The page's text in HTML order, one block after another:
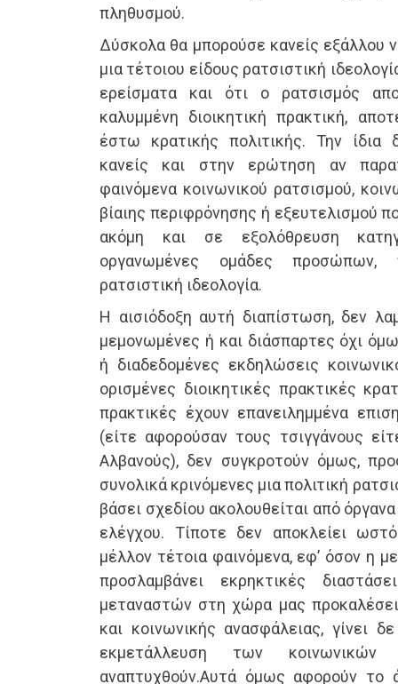
πληθυσμού.
Δύσκολα θα μπορούσε κανείς εξάλλου
μια τέτοιου είδους ρατσιστική
ερείσματα και ότι ο ρατσισμός
καλυμμένη διοικητική πρακτική,
έστω κρατικής πολιτικής. Την ίδια
κανείς και στην ερώτηση αν
φαινόμενα κοινωνικού ρατσισμού,
βίαιης περιφρόνησης ή εξευτελισμού
ακόμη και σε εξολόθρευση
οργανωμένες ομάδες προσώπων,
ρατσιστική ιδεολογία.
Η αισιόδοξη αυτή διαπίστωση, δεν
μεμονωμένες ή και διάσπαρτες όχι
ή διαδεδομένες εκδηλώσεις
ορισμένες διοικητικές πρακτικές
πρακτικές έχουν επανειλημμένα
(είτε αφορούσαν τους τσιγγάνους
Αλβανούς), δεν συγκροτούν όμως,
συνολικά κρινόμενες μια πολιτική
βάσει σχεδίου ακολουθείται από
ελέγχου. Τίποτε δεν αποκλείει
μέλλον τέτοια φαινόμενα, εφ’ όσον η
προσλαμβάνει εκρηκτικές
μεταναστών στη χώρα μας προκαλέσει
και κοινωνικής ανασφάλειας, γίνει
εκμετάλλευση των
αναπτυχθούν.Αυτά όμως αφορούν το